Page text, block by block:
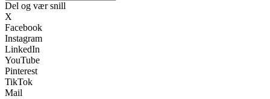
Del og vær snill
X
Facebook
Instagram
LinkedIn
YouTube
Pinterest
TikTok
Mail